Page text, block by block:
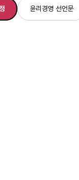
윤리경영 선언문